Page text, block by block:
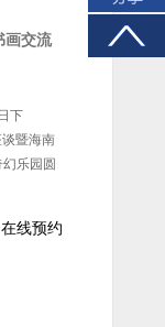
画交流
下
暨海南
乐园圆
在线预约